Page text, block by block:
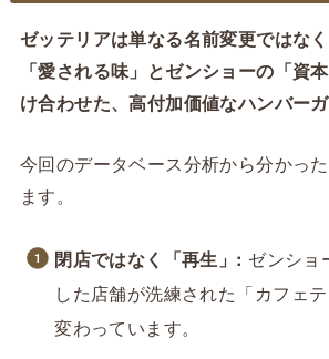
ゼッテリアは単なる名前変更ではな
「愛される味」とゼンショーの「資
け合わせた、高付加価値なハンバー
今回のデータベース分析から分かっ
ます。
閉店ではなく「再生」: ゼンショ
した店舗が洗練された「カフェ
変わっています。